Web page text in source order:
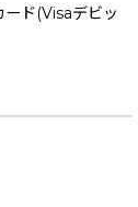
ード(Visaデビッ